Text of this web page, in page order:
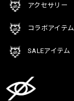
アクセサリー
コラボアイテム
SALEアイテム